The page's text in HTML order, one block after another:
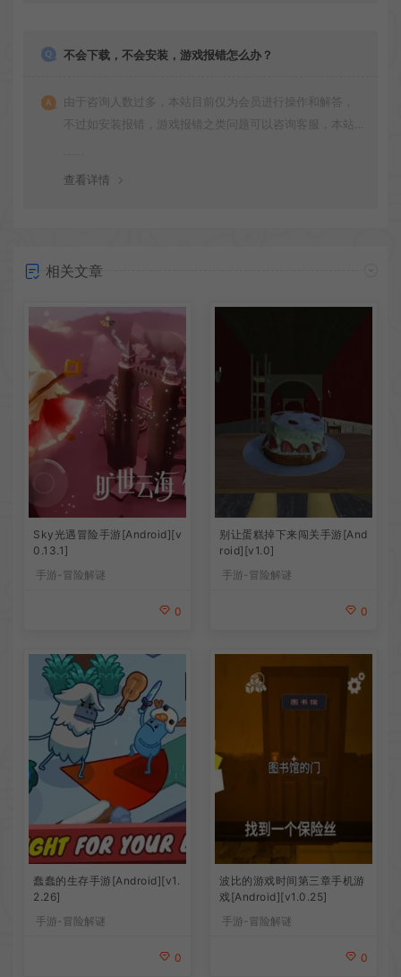
不会下载，不会安装，游戏报错怎么办？
由于咨询人数过多，本站目前仅为会员进行操作和解答，
不过如安装报错，游戏报错之类问题可以咨询客服，本站
查看详情
相关文章
Sky光遇冒险手游[Android][v
0.13.1]
手游-冒险解谜
0
别让蛋糕掉下来闯关手游[And
roid][v1.0]
手游-冒险解谜
0
蠢蠢的生存手游[Android][v1.
2.26]
手游-冒险解谜
0
波比的游戏时间第三章手机游
戏[Android][v1.0.25]
手游-冒险解谜
0